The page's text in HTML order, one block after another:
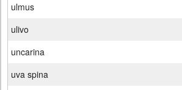
ulmus
ulivo
uncarina
uva spina